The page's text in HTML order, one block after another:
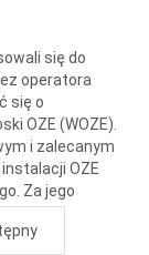
się do
operatora
się o
OZE (WOZE).
i zalecanym
OZE
Za jego